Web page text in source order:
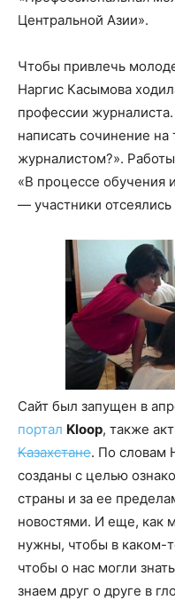
Центральной Азии».
Чтобы привлечь
Наргис Касымова
профессии
написать сочинение
журналистом?».
«В процессе обучения
— участники
Сайт был запущен в
портал Kloop, также
Казахстане. По словам
созданы с целью
страны и за ее
новостями. И еще, как
нужны, чтобы в каком-
чтобы о нас могли
знаем друг о друге в